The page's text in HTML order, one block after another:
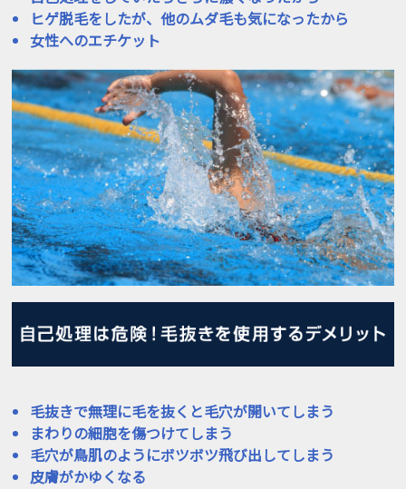
ヒゲ脱毛をしたが、他のムダ毛も気になったから
女性へのエチケット
毛抜きで無理に毛を抜くと毛穴が開いてしまう
まわりの細胞を傷つけてしまう
毛穴が鳥肌のようにボツボツ飛び出してしまう
皮膚がかゆくなる